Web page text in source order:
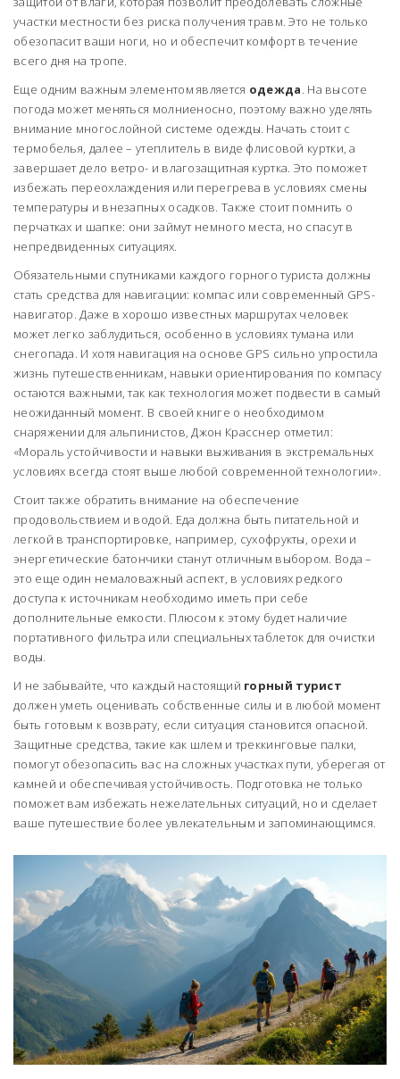
участки местности без риска получения травм. Это не только
обезопасит ваши ноги, но и обеспечит комфорт в течение
всего дня на тропе.
Еще одним важным элементом является одежда. На высоте
погода может меняться молниеносно, поэтому важно уделять
внимание многослойной системе одежды. Начать стоит с
термобелья, далее – утеплитель в виде флисовой куртки, а
завершает дело ветро- и влагозащитная куртка. Это поможет
избежать переохлаждения или перегрева в условиях смены
температуры и внезапных осадков. Также стоит помнить о
перчатках и шапке: они займут немного места, но спасут в
непредвиденных ситуациях.
Обязательными спутниками каждого горного туриста должны
стать средства для навигации: компас или современный GPS-
навигатор. Даже в хорошо известных маршрутах человек
может легко заблудиться, особенно в условиях тумана или
снегопада. И хотя навигация на основе GPS сильно упростила
жизнь путешественникам, навыки ориентирования по компасу
остаются важными, так как технология может подвести в самый
неожиданный момент. В своей книге о необходимом
снаряжении для альпинистов, Джон Красснер отметил:
«Мораль устойчивости и навыки выживания в экстремальных
условиях всегда стоят выше любой современной технологии».
Стоит также обратить внимание на обеспечение
продовольствием и водой. Еда должна быть питательной и
легкой в транспортировке, например, сухофрукты, орехи и
энергетические батончики станут отличным выбором. Вода –
это еще один немаловажный аспект, в условиях редкого
доступа к источникам необходимо иметь при себе
дополнительные емкости. Плюсом к этому будет наличие
портативного фильтра или специальных таблеток для очистки
воды.
И не забывайте, что каждый настоящий горный турист
должен уметь оценивать собственные силы и в любой момент
быть готовым к возврату, если ситуация становится опасной.
Защитные средства, такие как шлем и треккинговые палки,
помогут обезопасить вас на сложных участках пути, уберегая от
камней и обеспечивая устойчивость. Подготовка не только
поможет вам избежать нежелательных ситуаций, но и сделает
ваше путешествие более увлекательным и запоминающимся.